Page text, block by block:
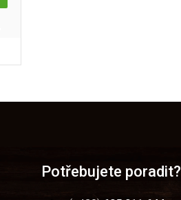
O
a
í
Potřebujete poradit?